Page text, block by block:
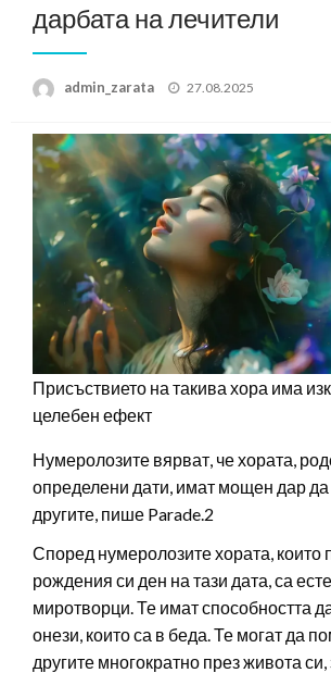
дарбата на лечители
admin_zarata
Posted
27.08.2025
Присъствието на такива хора има
целебен ефект
Нумеролозите вярват, че хората,
определени дати, имат мощен дар да
другите, пише Parade.2
Според нумеролозите хората, които
рождения си ден на тази дата, са
миротворци. Те имат способността
онези, които са в беда. Те могат да
другите многократно през живота